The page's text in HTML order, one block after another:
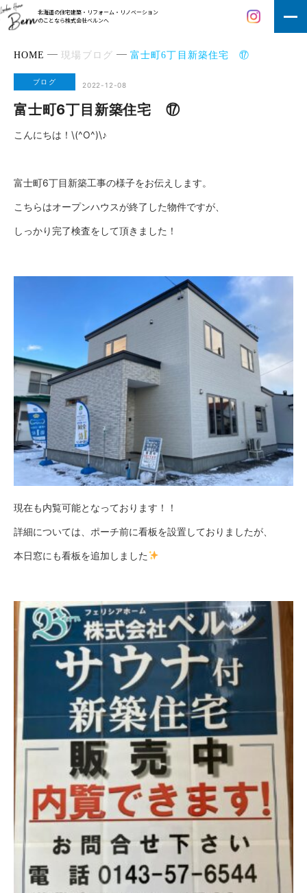
北海道の住宅建築・リフォーム・リノベーション
のことなら株式会社ベルンへ
HOME 現場ブログ 富士町6丁目新築住宅 ⑰
ブログ 2022-12-08
富士町6丁目新築住宅 ⑰
こんにちは！\(^O^)\♪
富士町6丁目新築工事の様子をお伝えします。
こちらはオープンハウスが終了した物件ですが、
しっかり完了検査をして頂きました！
現在も内覧可能となっております！！
詳細については、ポーチ前に看板を設置しておりましたが、
本日窓にも看板を追加しました